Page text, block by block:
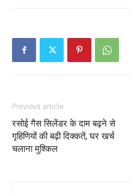
Previous article
रसोई गैस सिलेंडर के दाम बढ़ने से
गृहिणियों की बढ़ी दिक्कतें, घर खर्च
चलाना मुश्किल